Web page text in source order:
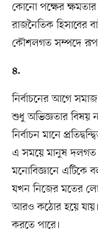
কোনো পক্ষের ক্ষমতার
রাজনৈতিক হিসাবের
কৌশলগত সম্পদে রূপ
৪.
নির্বাচনের আগে
শুধু অভিজ্ঞতার বিষয়
নির্বাচন মানে
এ সময়ে মানুষ দলগত
মনোবিজ্ঞানে এটিকে
যখন নিজের মতের
আরও কঠোর হয়ে যায়।
করতে পারে।